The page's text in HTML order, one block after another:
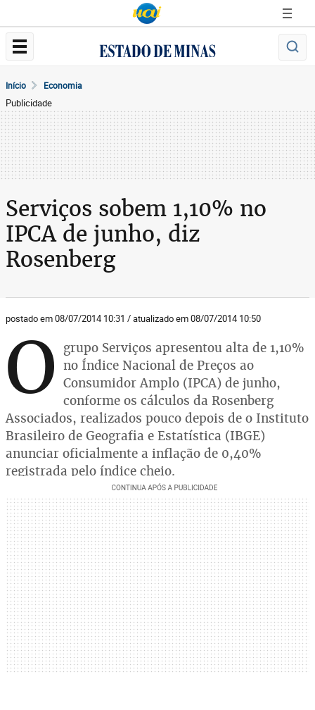
Início Economia
Publicidade
Serviços sobem 1,10% no
IPCA de junho, diz
Rosenberg
postado em 08/07/2014 10:31 / atualizado em 08/07/2014 10:50
O
grupo Serviços apresentou alta de 1,10%
no Índice Nacional de Preços ao
Consumidor Amplo (IPCA) de junho,
conforme os cálculos da Rosenberg
Associados, realizados pouco depois de o Instituto
Brasileiro de Geografia e Estatística (IBGE)
anunciar oficialmente a inflação de 0,40%
registrada pelo índice cheio.